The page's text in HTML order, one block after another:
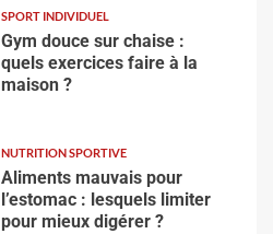
SPORT INDIVIDUEL
Gym douce sur chaise :
quels exercices faire à la
maison ?
NUTRITION SPORTIVE
Aliments mauvais pour
l’estomac : lesquels limiter
pour mieux digérer ?